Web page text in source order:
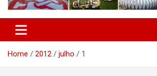
Home 2012 julho 1